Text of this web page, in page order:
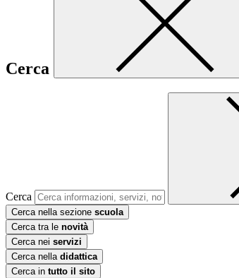
Cerca
Cerca
Cerca nella sezione scuola
Cerca tra le novità
Cerca nei servizi
Cerca nella didattica
Cerca in tutto il sito